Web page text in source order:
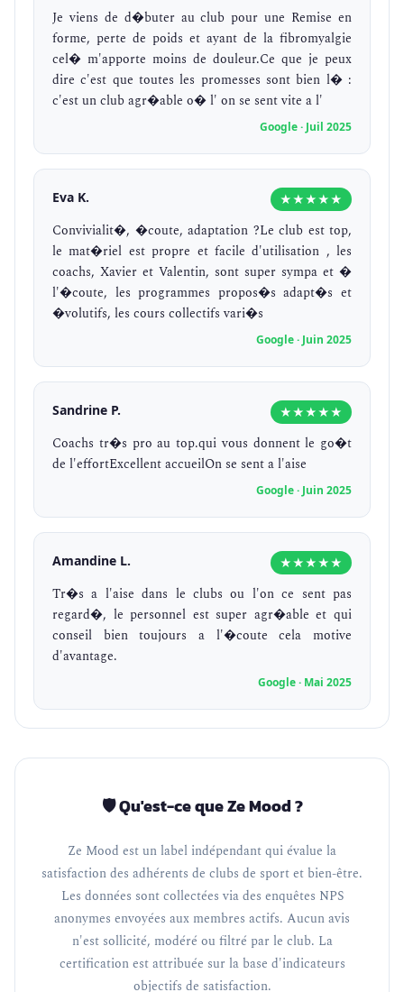
Je viens de d�buter au club pour une Remise en
forme, perte de poids et ayant de la fibromyalgie
cel� m'apporte moins de douleur.Ce que je peux
dire c'est que toutes les promesses sont bien l� :
c'est un club agr�able o� l' on se sent vite a l'
Google · Juil 2025
Eva K. ★★★★★
Convivialit�, �coute, adaptation ?Le club est top,
le mat�riel est propre et facile d'utilisation , les
coachs, Xavier et Valentin, sont super sympa et �
l'�coute, les programmes propos�s adapt�s et
�volutifs, les cours collectifs vari�s
Google · Juin 2025
Sandrine P. ★★★★★
Coachs tr�s pro au top.qui vous donnent le go�t
de l'effortExcellent accueilOn se sent a l'aise
Google · Juin 2025
Amandine L. ★★★★★
Tr�s a l'aise dans le clubs ou l'on ce sent pas
regard�, le personnel est super agr�able et qui
conseil bien toujours a l'�coute cela motive
d'avantage.
Google · Mai 2025
🛡️ Qu'est-ce que Ze Mood ?
Ze Mood est un label indépendant qui évalue la
satisfaction des adhérents de clubs de sport et bien-être.
Les données sont collectées via des enquêtes NPS
anonymes envoyées aux membres actifs. Aucun avis
n'est sollicité, modéré ou filtré par le club. La
certification est attribuée sur la base d'indicateurs
objectifs de satisfaction.